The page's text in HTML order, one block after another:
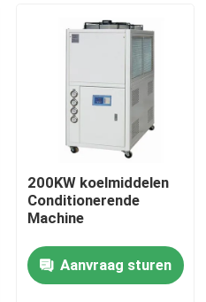
200KW koelmiddelen
Conditionerende
Machine
Aanvraag sturen